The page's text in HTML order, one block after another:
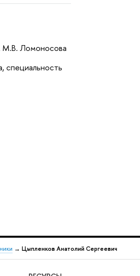
М.В. Ломоносова
специальность
→ Цыпленков Анатолий Сергеевич